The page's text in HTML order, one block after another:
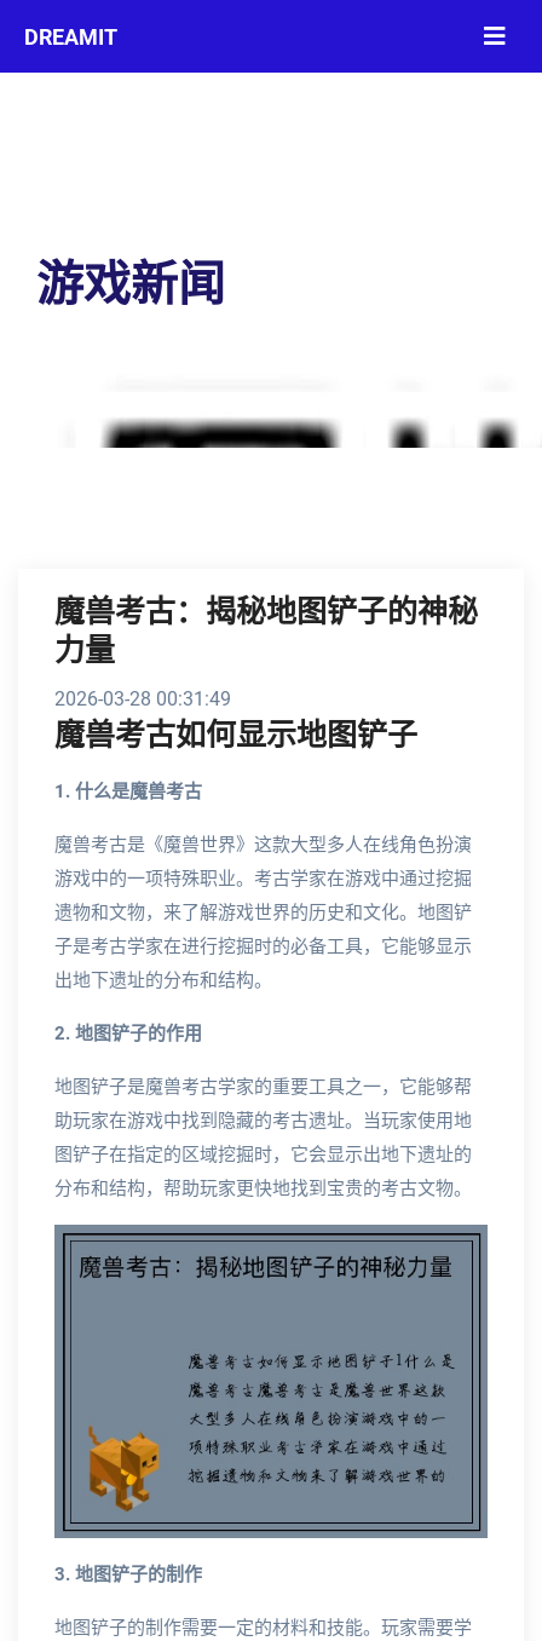
游戏新闻
魔兽考古：揭秘地图铲子的神秘
力量
2026-03-28 00:31:49
魔兽考古如何显示地图铲子
1. 什么是魔兽考古
魔兽考古是《魔兽世界》这款大型多人在线角色扮演
游戏中的一项特殊职业。考古学家在游戏中通过挖掘
遗物和文物，来了解游戏世界的历史和文化。地图铲
子是考古学家在进行挖掘时的必备工具，它能够显示
出地下遗址的分布和结构。
2. 地图铲子的作用
地图铲子是魔兽考古学家的重要工具之一，它能够帮
助玩家在游戏中找到隐藏的考古遗址。当玩家使用地
图铲子在指定的区域挖掘时，它会显示出地下遗址的
分布和结构，帮助玩家更快地找到宝贵的考古文物。
3. 地图铲子的制作
地图铲子的制作需要一定的材料和技能。玩家需要学